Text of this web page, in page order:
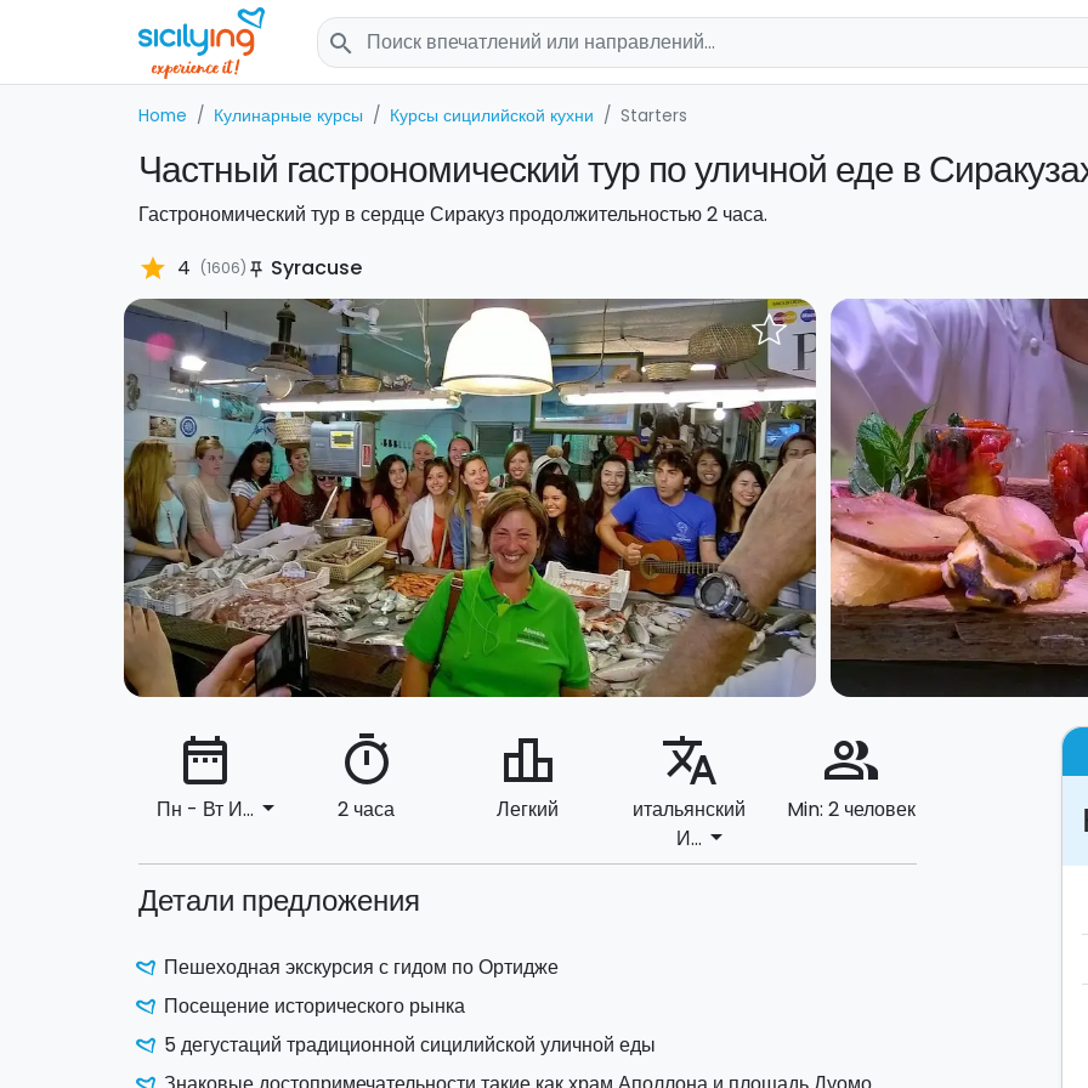
search
Home Кулинарные курсы Курсы сицилийской кухни Starters
Частный гастрономический тур по уличной еде в
Гастрономический тур в сердце Сиракуз продолжительностью 2 часа.
star 4 (1606) push_pin Syracuse
date_range
Пн - Вт И... arrow_drop_down
timer
2 часа
leaderboard
Легкий
translate
итальянский
И... arrow_drop_down
people_alt
Min: 2 человек
Детали предложения
Пешеходная экскурсия с гидом по Ортидже
Посещение исторического рынка
5 дегустаций традиционной сицилийской уличной еды